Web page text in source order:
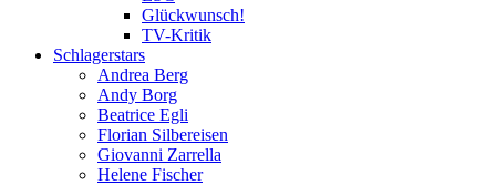
Glückwunsch!
TV-Kritik
Schlagerstars
Andrea Berg
Andy Borg
Beatrice Egli
Florian Silbereisen
Giovanni Zarrella
Helene Fischer